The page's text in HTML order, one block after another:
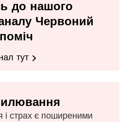
до нашого
Червоний
тут
і страх є поширеними